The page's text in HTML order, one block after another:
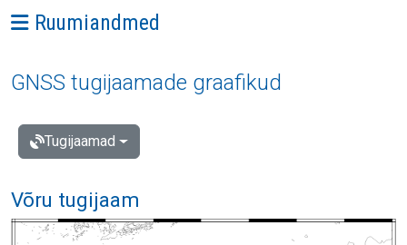
Ava menüü: Ruumiandmed
Ruumiandmed
GNSS tugijaamade graafikud
Tugijaamad
Võru tugijaam